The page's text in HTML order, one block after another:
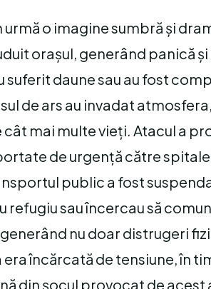
o imagine sumbră și
orașul, generând panică
daune sau au fost
de ars au invadat
mai multe vieți. Atacul a
de urgență către
public a fost
sau încercau să
nu doar distrugeri
încărcată de tensiune, în
din șocul provocat de acest